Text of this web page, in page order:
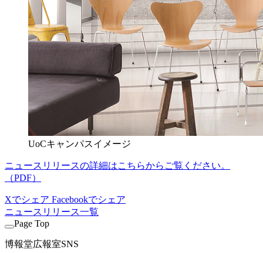
UoCキャンパスイメージ
ニュースリリースの詳細はこちらからご覧ください。
（PDF）
Xでシェア Facebookでシェア
ニュースリリース一覧
Page Top
博報堂広報室SNS